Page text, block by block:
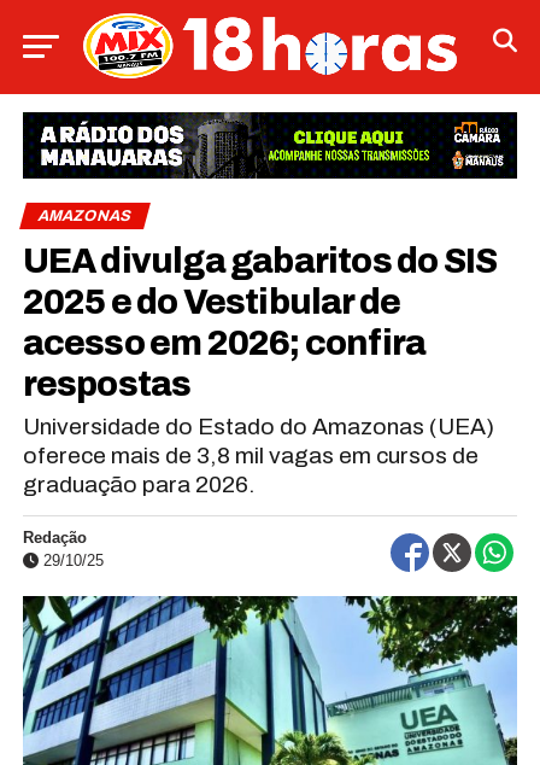
AMAZONAS
UEA divulga gabaritos do SIS
2025 e do Vestibular de
acesso em 2026; confira
respostas
Universidade do Estado do Amazonas (UEA)
oferece mais de 3,8 mil vagas em cursos de
graduação para 2026.
Redação
29/10/25